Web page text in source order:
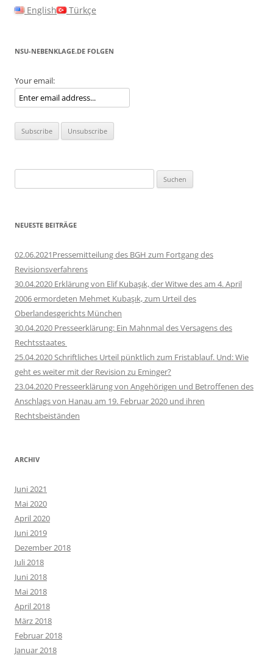
English Türkçe
NSU-NEBENKLAGE.DE FOLGEN
Your email:
nach:
NEUESTE BEITRÄGE
02.06.2021Pressemitteilung des BGH zum Fortgang des
Revisionsverfahrens
30.04.2020 Erklärung von Elif Kubaşık, der Witwe des am 4. April
2006 ermordeten Mehmet Kubaşık, zum Urteil des
Oberlandesgerichts München
30.04.2020 Presseerklärung: Ein Mahnmal des Versagens des
Rechtsstaates
25.04.2020 Schriftliches Urteil pünktlich zum Fristablauf. Und: Wie
geht es weiter mit der Revision zu Eminger?
23.04.2020 Presseerklärung von Angehörigen und Betroffenen des
Anschlags von Hanau am 19. Februar 2020 und ihren
Rechtsbeiständen
ARCHIV
Juni 2021
Mai 2020
April 2020
Juni 2019
Dezember 2018
Juli 2018
Juni 2018
Mai 2018
April 2018
März 2018
Februar 2018
Januar 2018